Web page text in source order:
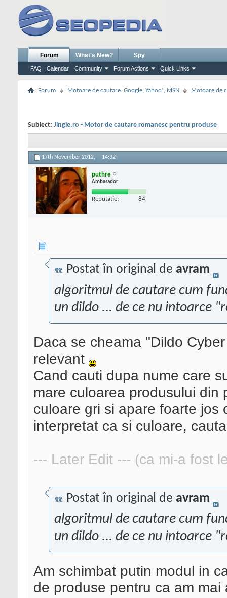
Forum
FAQ Calendar Community Forum Actions Quick Links
What's New? Spy
Forum Motoare de cautare. Google, Yahoo!, MSN Motoare de
Subiect: Jingle.ro - Motor de cautare romanesc pentru produse
17th November 2012, 14:32
puthre
Ambasador
Reputatie: 84
Postat în original de avram
algoritmul de cautare cum
un dildo ... de ce nu intoarce
Daca se cheama "Dildo
relevant
Cand cauti dupa nume care
mare culoarea produsului
culoare gri si apare foarte jos
interpretat ca si culoare,
--- Later Edit --- (ca mi-a fost
Postat în original de avram
algoritmul de cautare cum
un dildo ... de ce nu intoarce
Am schimbat putin modul in
de produse pentru ca am